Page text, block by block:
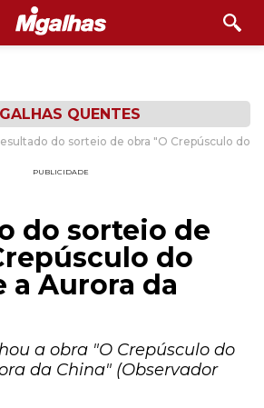
QUENTES
do sorteio de obra "O Crepúsculo do
PUBLICIDADE
do sorteio de
do
a Aurora da
a obra "O Crepúsculo do
da China" (Observador